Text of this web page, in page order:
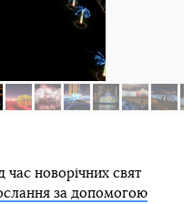
новорічних свят
за допомогою